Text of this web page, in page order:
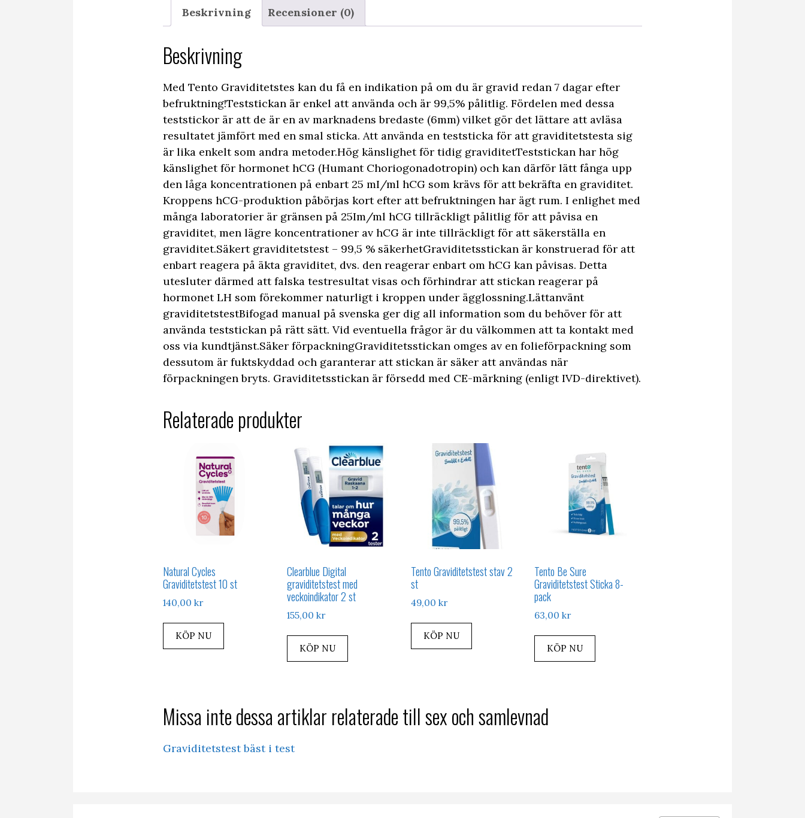
Beskrivning Recensioner (0)
Beskrivning
Med Tento Graviditetstes kan du få en indikation på om du är gravid redan 7 dagar efter
befruktning!Teststickan är enkel att använda och är 99,5% pålitlig. Fördelen med dessa
teststickor är att de är en av marknadens bredaste (6mm) vilket gör det lättare att avläsa
resultatet jämfört med en smal sticka. Att använda en teststicka för att graviditetstesta sig
är lika enkelt som andra metoder.Hög känslighet för tidig graviditetTeststickan har hög
känslighet för hormonet hCG (Humant Choriogonadotropin) och kan därför lätt fånga upp
den låga koncentrationen på enbart 25 mI/ml hCG som krävs för att bekräfta en graviditet.
Kroppens hCG-produktion påbörjas kort efter att befruktningen har ägt rum. I enlighet med
många laboratorier är gränsen på 25Im/ml hCG tillräckligt pålitlig för att påvisa en
graviditet, men lägre koncentrationer av hCG är inte tillräckligt för att säkerställa en
graviditet.Säkert graviditetstest – 99,5 % säkerhetGraviditetsstickan är konstruerad för att
enbart reagera på äkta graviditet, dvs. den reagerar enbart om hCG kan påvisas. Detta
utesluter därmed att falska testresultat visas och förhindrar att stickan reagerar på
hormonet LH som förekommer naturligt i kroppen under ägglossning.Lättanvänt
graviditetstestBifogad manual på svenska ger dig all information som du behöver för att
använda teststickan på rätt sätt. Vid eventuella frågor är du välkommen att ta kontakt med
oss via kundtjänst.Säker förpackningGraviditetsstickan omges av en folieförpackning som
dessutom är fuktskyddad och garanterar att stickan är säker att användas när
förpackningen bryts. Graviditetsstickan är försedd med CE-märkning (enligt IVD-direktivet).
Relaterade produkter
Natural Cycles
Graviditetstest 10 st
140,00 kr
KÖP NU
Clearblue Digital
graviditetstest med
veckoindikator 2 st
155,00 kr
KÖP NU
Tento Graviditetstest stav 2
st
49,00 kr
KÖP NU
Tento Be Sure
Graviditetstest Sticka 8-
pack
63,00kr
KÖP NU
Missa inte dessa artiklar relaterade till sex och samlevnad
Graviditetstest bäst i test